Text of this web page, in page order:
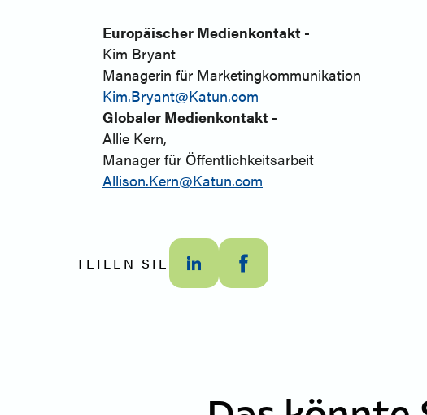
Europäischer Medienkontakt -
Kim Bryant
Managerin für Marketingkommunikation
Kim.Bryant@Katun.com
Globaler Medienkontakt -
Allie Kern,
Manager für Öffentlichkeitsarbeit
Allison.Kern@Katun.com
TEILEN SIE